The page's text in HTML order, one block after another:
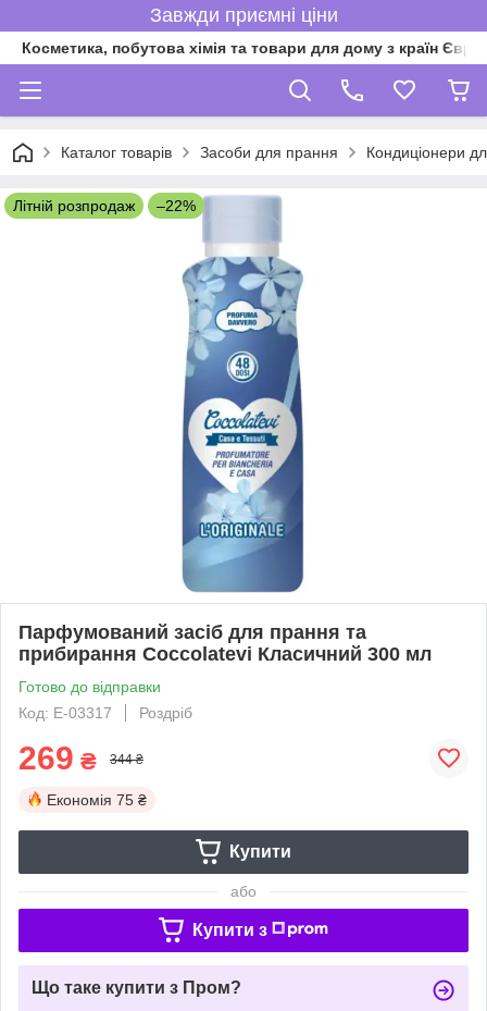
Завжди приємні ціни
Косметика, побутова хімія та товари для дому з країн
Каталог товарів Засоби для прання Кондиціонери
Літній розпродаж –22%
Парфумований засіб для прання та
прибирання Coccolatevi Класичний 300 мл
Готово до відправки
Код: Е-03317
Роздріб
269 ₴ 344 ₴
Економія 75 ₴
Купити
або
Купити з
Що таке купити з Пром?